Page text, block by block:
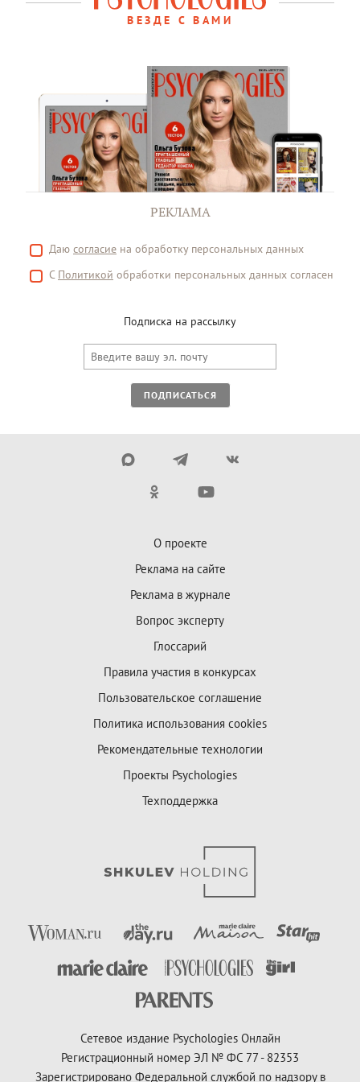
ВЕЗДЕ С ВАМИ
РЕКЛАМА
Даю согласие на обработку персональных данных
С Политикой обработки персональных данных согласен
Подписка на рассылку
ПОДПИСАТЬСЯ
О проекте
Реклама на сайте
Реклама в журнале
Вопрос эксперту
Глоссарий
Правила участия в конкурсах
Пользовательское соглашение
Политика использования cookies
Рекомендательные технологии
Проекты Psychologies
Техподдержка
Сетевое издание Psychologies Онлайн
Регистрационный номер ЭЛ № ФС 77 - 82353
Зарегистрировано Федеральной службой по надзору в